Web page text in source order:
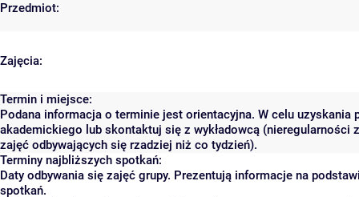
Przedmiot:
Zajęcia:
Termin i miejsce:
Podana informacja o terminie jest orientacyjna. W celu
akademickiego lub skontaktuj się z wykładowcą (nieregularności
zajęć odbywających się rzadziej niż co tydzień).
Terminy najbliższych spotkań:
Daty odbywania się zajęć grupy. Prezentują informacje na
spotkań.